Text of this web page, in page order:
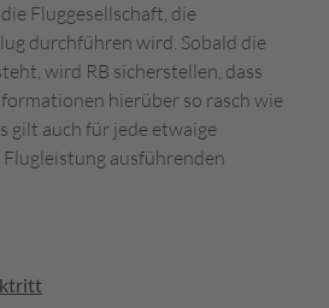
Fluggesellschaft, die
durchführen wird. Sobald die
wird RB sicherstellen, dass
hierüber so rasch wie
gilt auch für jede etwaige
ausführenden